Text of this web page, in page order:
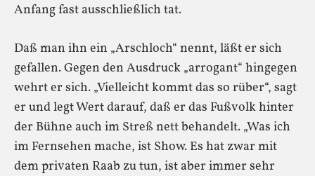
Anfang fast ausschließlich tat.
Daß man ihn ein „Arschloch“ nennt, läßt er sich
gefallen. Gegen den Ausdruck „arrogant“ hingegen
wehrt er sich. „Vielleicht kommt das so rüber“, sagt
er und legt Wert darauf, daß er das Fußvolk hinter
der Bühne auch im Streß nett behandelt. „Was ich
im Fernsehen mache, ist Show. Es hat zwar mit
dem privaten Raab zu tun, ist aber immer sehr